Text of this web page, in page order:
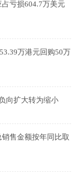
亏损604.7万美元
万港元回购50万
向扩大转为缩小
售金额按年同比取